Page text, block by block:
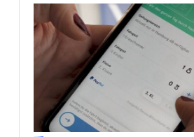
容 データを活用したSuper Mobility Hubの設置
― ロッテルダム市 ロッテルダム中心部では、
シェアモビリティの普及に対してサ
トが不足し、駅周辺や中心部で容
輪が発生、歩行動線やハブ機能の
なっていました。 ロッテルダム市は、利用実態
や周辺環境のデータ分析を踏まえ
最も深刻な中心市街地に Super
Hub（Weena-hub） を設置しました
大規模な専用スペースを確保し、
ティの明確な拠点へと集約・誘導
その結果、99.8％の車両が適切に駐
https://transport.data.gouv.fr/ ②エコロジー移行
省 https://doc.transport.data.gouv.fr/le-
acces-national/cadre-juridique/
aux-donnees-multimodales
官民連携のパートナー・アプリ連
【資料・参考情報】 ①Mobility in Île-de-France
during the Olympic and Paralympic
Passenger Information(Aurélien
Polis Conference2024) ②牧村和彦「パリ五輪目
前の交通大改革 クルマの交通量45
えたのか」（世界の「MaaS」新潮
第23回、日経クロストレンド、2023
具体的な健康指標として見える化し
専門家から意思決定者、市民までが
議論できるようになっています。都
康の視点を組み込むうえでの障壁は
ものよりも、関係者間の合意形成
ります。効果が金額や具体的な健
示されることで、部局や立場を越
やすくなり、ビジョンの共有や合
しする役割が期待できます。 優先施策による都
市・交通・健康への影響比較（出典②） 優
策による効果計測（出典②） シナリオ設定によ
る健康指標への影響（出典②） 【資料・参考情
主体であるTransport for London（
に進められるものではなく、インフ
担当する各自治区（Borough）と協働
める必要があります。そこで効果
されたバスレーンの仕様や、関係
より良い計画にまとめていくアプ
示すBus Priority Design Guidance
表しました。 Transport for London, Bus action
plan, 2022（出典①） 実施内容 Bus Priority
Guidance 2025には主に次のことが書
す。 一つ目はバスレーンを新たに
の基本的な考え方です。ここには
塩尻市では、2009年に市が出資す
塩尻市振興公社が設立され、2010年
り親の在宅就業支援として、自営型
推進事業「ＫＡＤＯ」を実施してい
事業は、①企業の皆様の業務サポ
業務でのスキル・コンテンツ等の研
ト、③自治体と連携した地域の就労
ンサルティングを行っています。 ①業務サポー
トバックオフィス、ICTで実現する
ポート、教育の効果を高めるDXの
アノテーションICTを活用した次世
業務②教育ICT業務で必要とされる